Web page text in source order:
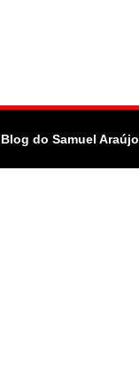
Blog do Samuel Araújo